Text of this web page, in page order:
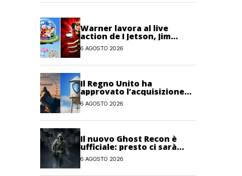
Warner lavora al live
action de I Jetson, Jim
Carrey è nel cast!
6 AGOSTO 2026
Il Regno Unito ha
approvato l’acquisizione
Paramount-Warner Bros
Discovery
6 AGOSTO 2026
Il nuovo Ghost Recon è
ufficiale: presto ci sarà
anche una fase di test
6 AGOSTO 2026